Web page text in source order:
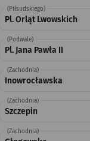
(Piłsudskiego)
Pl. Orląt Lwowskich
(Podwale)
Pl. Jana Pawła II
(Zachodnia)
Inowrocławska
(Zachodnia)
Szczepin
(Zachodnia)